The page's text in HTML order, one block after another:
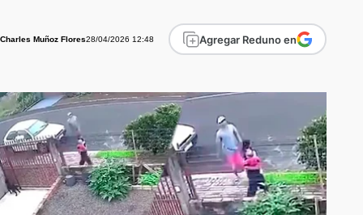
Charles Muñoz Flores28/04/2026 12:48 Agregar Reduno en